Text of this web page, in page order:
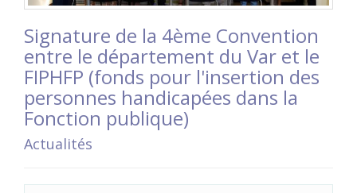
Signature de la 4ème Convention
entre le département du Var et le
FIPHFP (fonds pour l'insertion des
personnes handicapées dans la
Fonction publique)
Actualités